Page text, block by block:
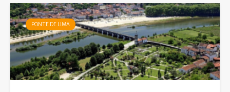
PONTE DE LIMA